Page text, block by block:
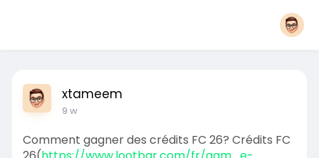
xtameem
9 w
Comment gagner des crédits FC 26? Crédits FC